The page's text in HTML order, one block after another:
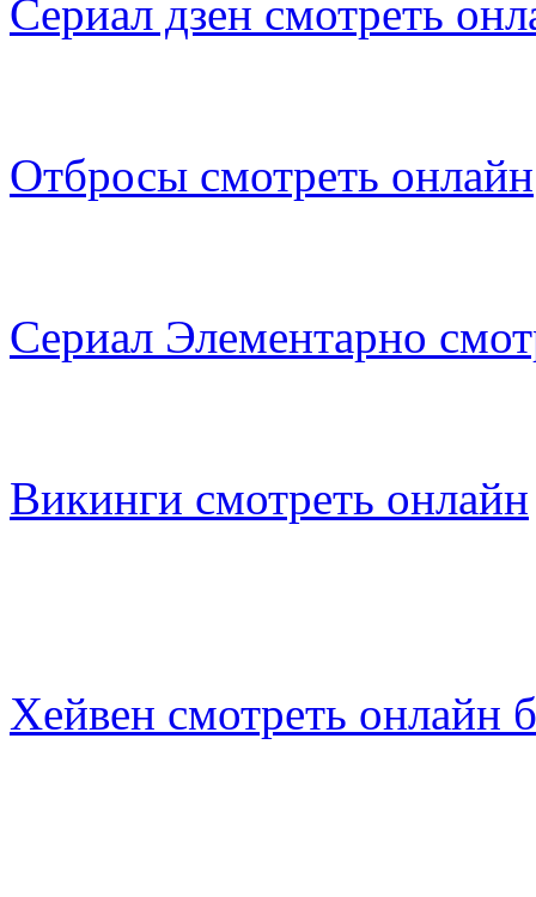
Сериал дзен смотреть
Отбросы смотреть онлайн
Сериал Элементарно
Викинги смотреть онлайн
Хейвен смотреть онлайн